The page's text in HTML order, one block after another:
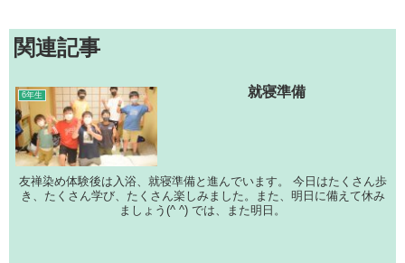
関連記事
6年生 就寝準備
友禅染め体験後は入浴、就寝準備と進んでいます。 今日はたくさん歩
き、たくさん学び、たくさん楽しみました。また、明日に備えて休み
ましょう(^ ^) では、また明日。